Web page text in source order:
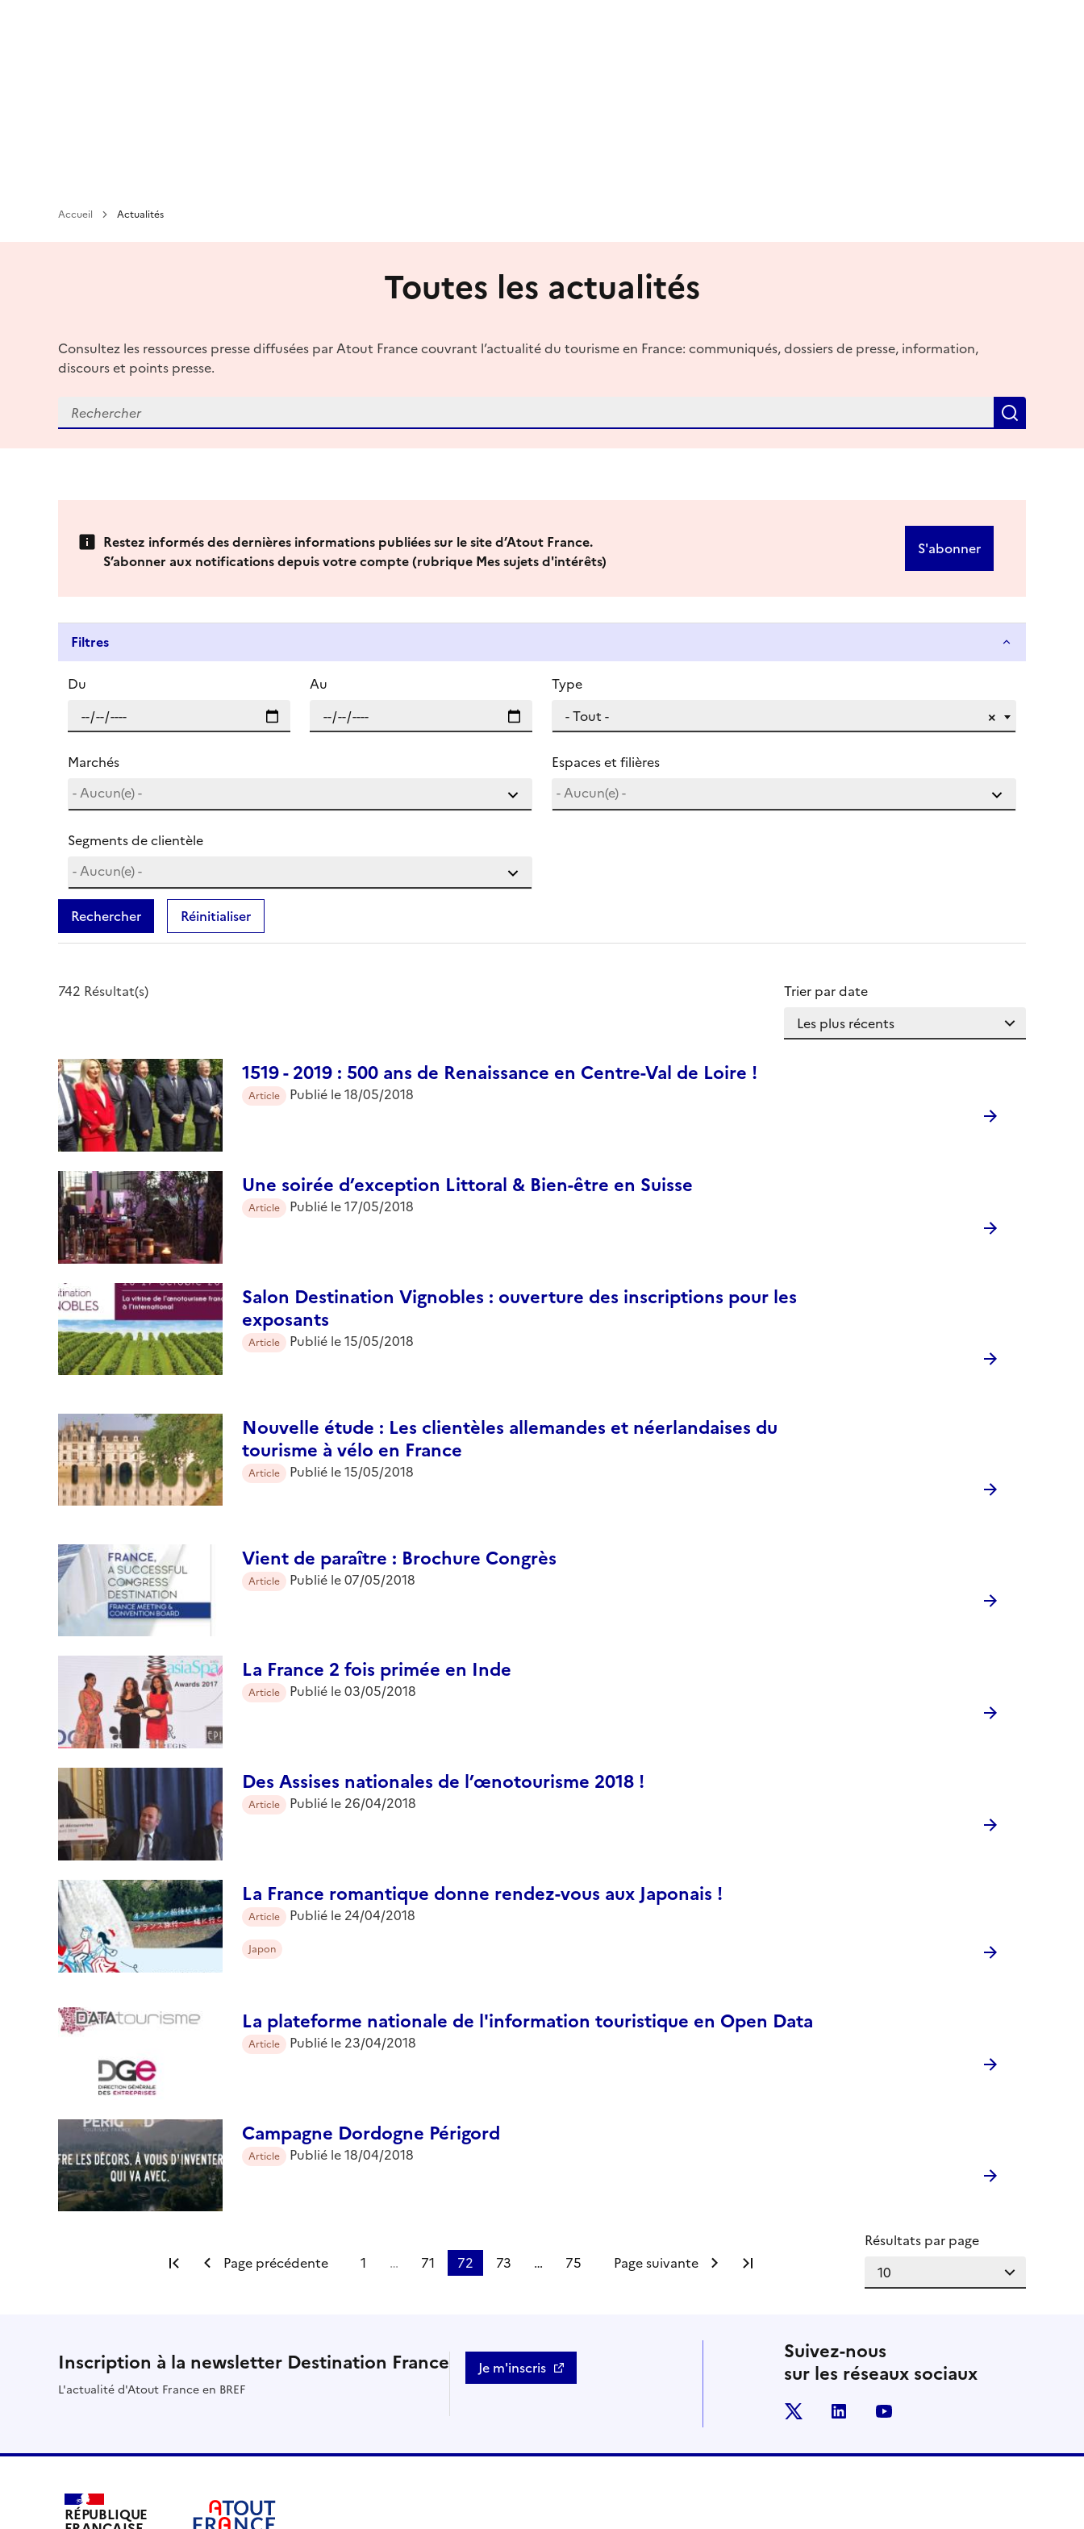
Accueil Actualités
Toutes les actualités
Consultez les ressources presse diffusées par Atout France couvrant l’actualité du tourisme en France: communiqués, dossiers de presse, information,
discours et points presse.
Restez informés des dernières informations publiées sur le site d’Atout France.
S’abonner aux notifications depuis votre compte (rubrique Mes sujets d'intérêts)
S'abonner
Filtres
Du Au
Type
×
- Tout -
Marchés Espaces et filières
Segments de clientèle
Rechercher Réinitialiser
742 Résultat(s) Trier par date
1519 - 2019 : 500 ans de Renaissance en Centre-Val de Loire !
Article Publié le18/05/2018
Une soirée d’exception Littoral & Bien-être en Suisse
Article Publié le17/05/2018
Salon Destination Vignobles : ouverture des inscriptions pour les
exposants
Article Publié le15/05/2018
Nouvelle étude : Les clientèles allemandes et néerlandaises du
tourisme à vélo en France
Article Publié le15/05/2018
Vient de paraître : Brochure Congrès
Article Publié le07/05/2018
La France 2 fois primée en Inde
Article Publié le03/05/2018
Des Assises nationales de l’œnotourisme 2018 !
Article Publié le 26/04/2018
La France romantique donne rendez-vous aux Japonais !
Article Publié le 24/04/2018
Japon
La plateforme nationale de l'information touristique en Open Data
Article Publié le 23/04/2018
Campagne Dordogne Périgord
Article Publié le18/04/2018
Première page
Page précédente 1 … 71 72 73 … 75 Page suivante
Résultats par page
Inscription à la newsletter Destination France
L'actualité d'Atout France en BREF
Je m'inscris
Suivez-nous
sur les réseaux sociaux
linkedin
RÉPUBLIQUE